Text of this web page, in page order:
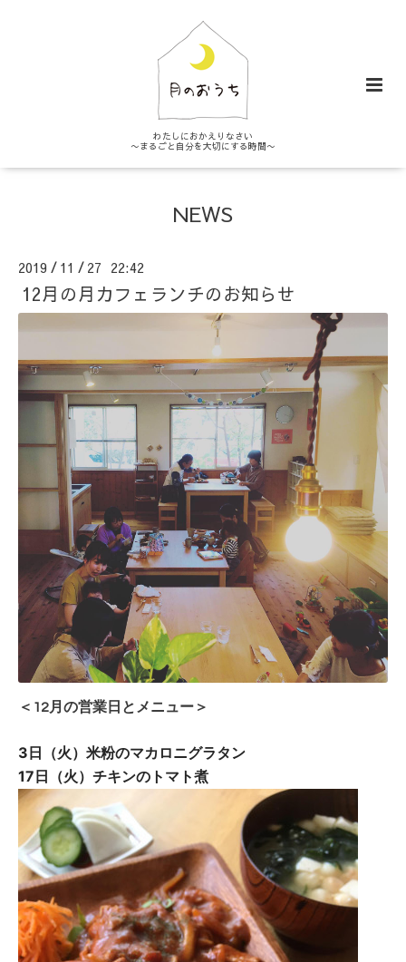
わたしにおかえりなさい
〜まるごと自分を大切にする時間〜
NEWS
2019 / 11 / 27 22:42
12月の月カフェランチのお知らせ
＜12月の営業日とメニュー＞
3日（火）米粉のマカロニグラタン
17日（火）チキンのトマト煮